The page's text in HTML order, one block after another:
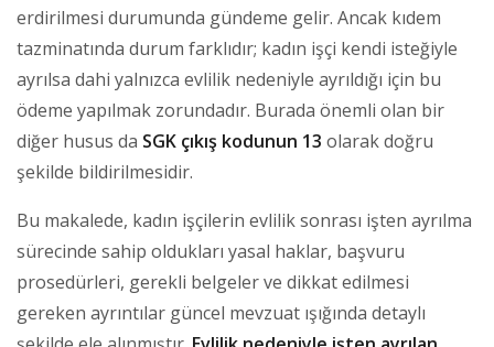
erdirilmesi durumunda gündeme gelir. Ancak kıdem
tazminatında durum farklıdır; kadın işçi kendi isteğiyle
ayrılsa dahi yalnızca evlilik nedeniyle ayrıldığı için bu
ödeme yapılmak zorundadır. Burada önemli olan bir
diğer husus da SGK çıkış kodunun 13 olarak doğru
şekilde bildirilmesidir.
Bu makalede, kadın işçilerin evlilik sonrası işten ayrılma
sürecinde sahip oldukları yasal haklar, başvuru
prosedürleri, gerekli belgeler ve dikkat edilmesi
gereken ayrıntılar güncel mevzuat ışığında detaylı